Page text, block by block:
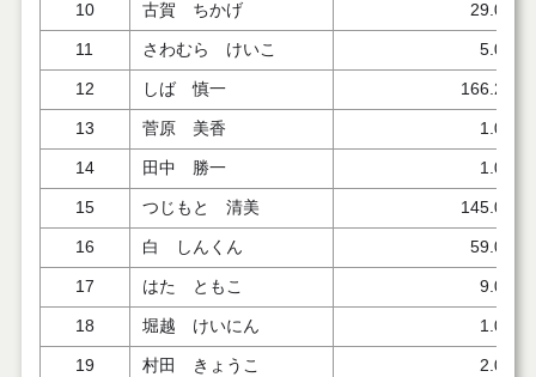
10 古賀 ちかげ 29.000
11 さわむら けいこ 5.000
12 しば 慎一 166.240
13 菅原 美香 1.000
14 田中 勝一 1.000
15 つじもと 清美 145.000
16 白 しんくん 59.000
17 はた ともこ 9.000
18 堀越 けいにん 1.000
19 村田 きょうこ 2.000